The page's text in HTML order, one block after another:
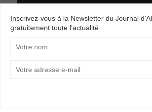
Inscrivez-vous à la Newsletter du Journal
gratuitement toute l’actualité